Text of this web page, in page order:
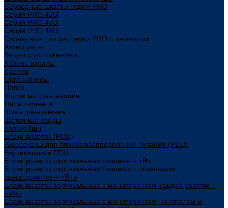
Серверные шкафы серия PRO
Серия PRO 42U
Серия PRO 47U
Серия PRO 48U
Серверные шкафы серии PRO с ламелями
Аксессуары
Вводы с уплотнением
Кабель-каналы
Крепеж
Органайзеры
Полки
Уголки направляющие
Фальш-панели
Шины заземления
Щеточные вводы
Колокейшн
Блоки розеток (PDU)
Аксессуары для блоков распределения питания (PDU)
Вертикальные PDU
Блоки розеток вертикальные базовые – «В»
Блоки розеток вертикальные базовый с локальным
мониторингом – «В+»
Блоки розеток вертикальные с мониторингом каждой розетки –
«М+»
Блоки розеток вертикальные с мониторингом, контролем и